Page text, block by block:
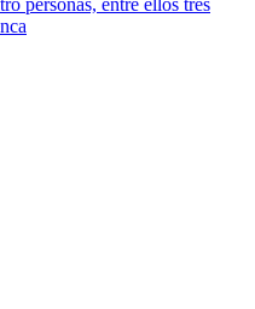
personas, entre ellos tres